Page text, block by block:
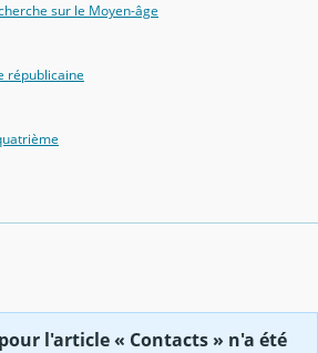
sur le Moyen-âge
républicaine
l'article « Contacts » n'a été